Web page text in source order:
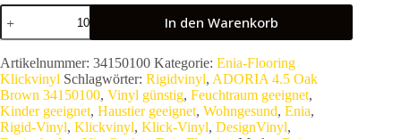
Enia
KlickVinyl
ADORIA
4.5
Oak
Brown
34150100
|
Rigid-
In den Warenkorb
Artikelnummer: 34150100 Kategorie: Enia-Flooring
Klickvinyl Schlagwörter: Rigidvinyl, ADORIA 4.5 Oak
Brown 34150100, Vinyl günstig, Feuchtraum geeignet,
Kinder geeignet, Haustier geeignet, Wohngesund, Enia,
Rigid-Vinyl, Klickvinyl, Klick-Vinyl, DesignVinyl,